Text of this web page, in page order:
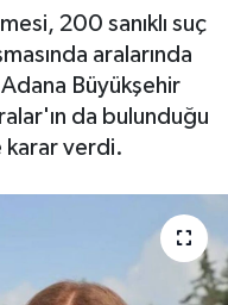
200 sanıklı suç
aralarında
Büyükşehir
da bulunduğu
karar verdi.